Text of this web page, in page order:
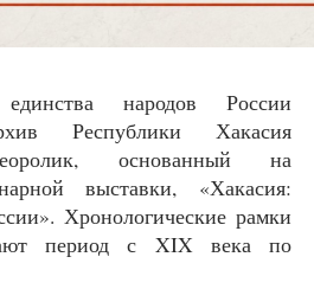
народов России
Республики Хакасия
основанный на
выставки, «Хакасия:
Хронологические рамки
период с XIX века по